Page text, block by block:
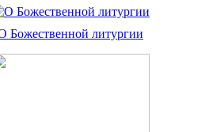
Божественной литургии